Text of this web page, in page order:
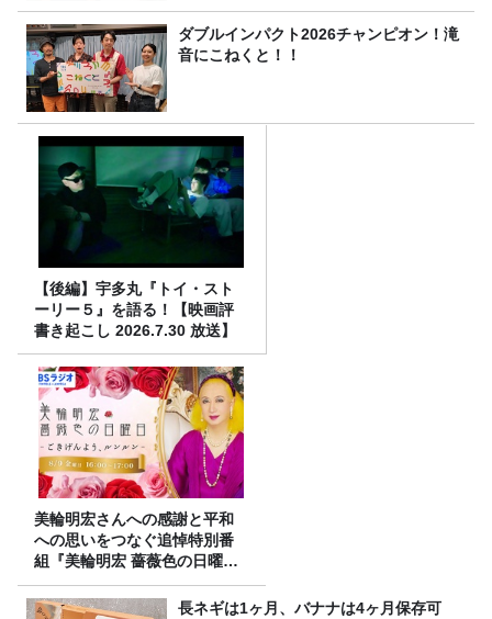
ダブルインパクト2026チャンピオン！滝
音にこねくと！！
【後編】宇多丸『トイ・スト
ーリー５』を語る！【映画評
書き起こし 2026.7.30 放送】
美輪明宏さんへの感謝と平和
への思いをつなぐ追悼特別番
組『美輪明宏 薔薇色の日曜日
～ごきげんよう、ルンルン
～』8/9（日）16時放送長ネギは1ヶ月、バナナは4ヶ月保存可